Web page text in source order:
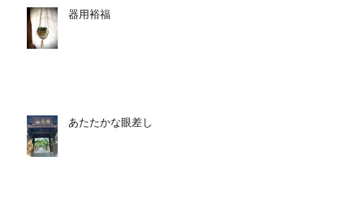
器用裕福
あたたかな眼差し